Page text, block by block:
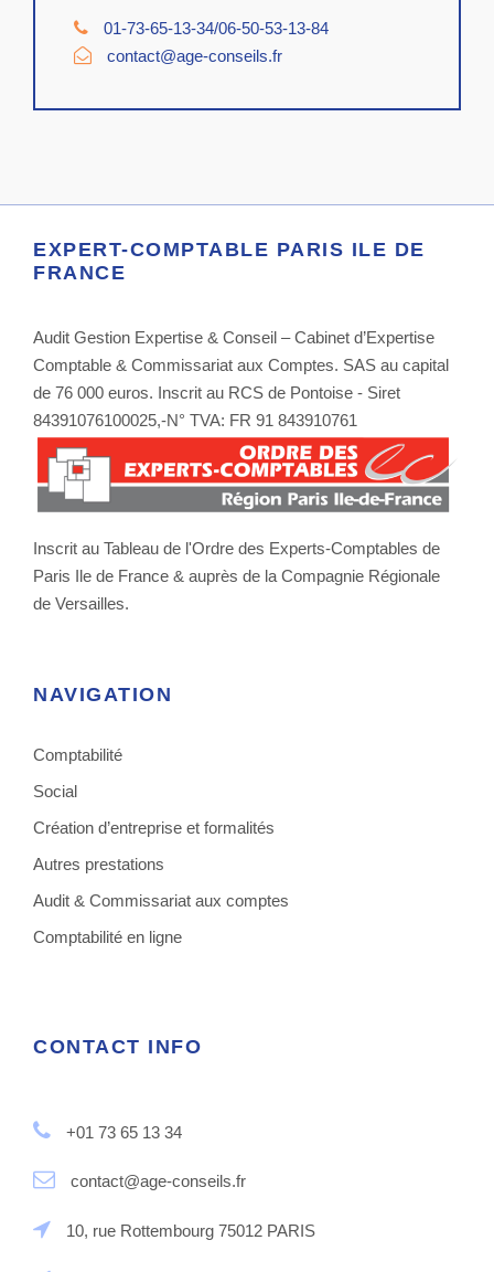
01-73-65-13-34/06-50-53-13-84
contact@age-conseils.fr
EXPERT-COMPTABLE PARIS ILE DE
FRANCE
Audit Gestion Expertise & Conseil – Cabinet d’Expertise
Comptable & Commissariat aux Comptes. SAS au capital
de 76 000 euros. Inscrit au RCS de Pontoise - Siret
84391076100025,-N° TVA: FR 91 843910761
Inscrit au Tableau de l'Ordre des Experts-Comptables de
Paris Ile de France & auprès de la Compagnie Régionale
de Versailles.
NAVIGATION
Comptabilité
Social
Création d’entreprise et formalités
Autres prestations
Audit & Commissariat aux comptes
Comptabilité en ligne
CONTACT INFO
+01 73 65 13 34
contact@age-conseils.fr
10, rue Rottembourg 75012 PARIS